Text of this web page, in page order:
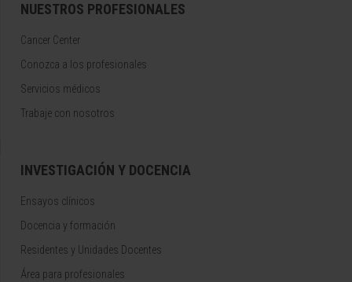
NUESTROS PROFESIONALES
Cancer Center
Conozca a los profesionales
Servicios médicos
Trabaje con nosotros
INVESTIGACIÓN Y DOCENCIA
Ensayos clínicos
Docencia y formación
Residentes y Unidades Docentes
Área para profesionales